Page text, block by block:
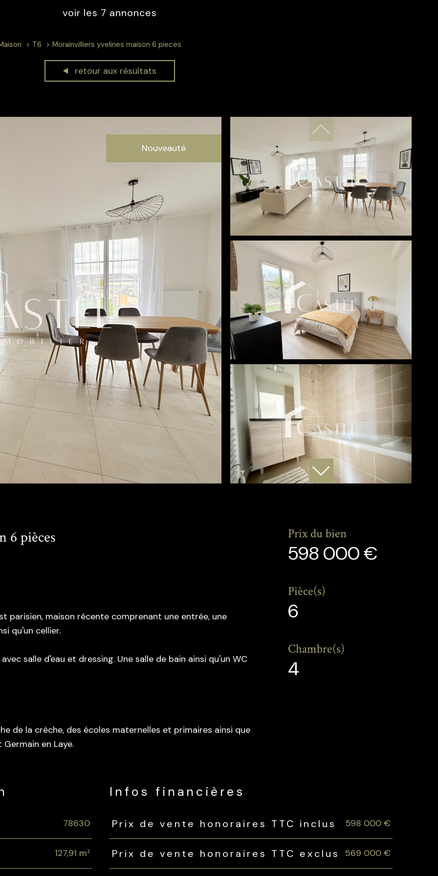
voir les 7 annonces
T6 Morainvilliers yvelines maison 6 pieces
retour aux résultats
Nouveauté
6 pièces
parisien, maison récente comprenant une entrée, une
qu'un cellier.
salle d'eau et dressing. Une salle de bain ainsi qu'un WC
de la crèche, des écoles maternelles et primaires ainsi que
en Laye.
Prix du bien
598 000 €
Pièce(s)
6
Chambre(s)
4
78630
127,91 m²
Infos financières
Caractéristiques Valeurs
Prix de vente honoraires TTC inclus 598 000 €
Prix de vente honoraires TTC exclus 569 000 €